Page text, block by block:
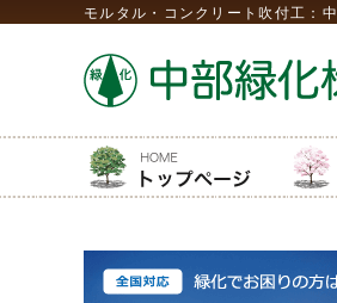
モルタル・コンクリート吹付工：